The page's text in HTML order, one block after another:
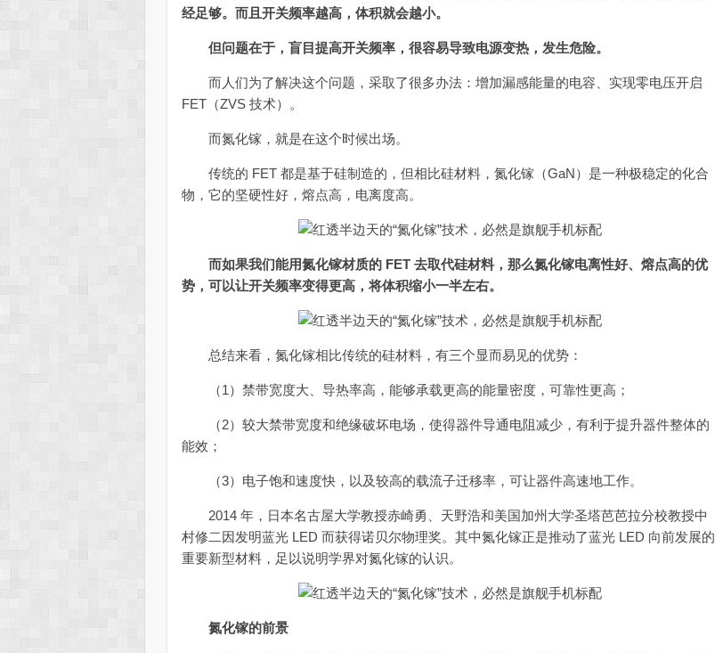
经足够。而且开关频率越高，体积就会越小。
但问题在于，盲目提高开关频率，很容易导致电源变热，发生危险。
而人们为了解决这个问题，采取了很多办法：增加漏感能量的电容、实现零电压开启
FET（ZVS 技术）。
而氮化镓，就是在这个时候出场。
传统的 FET 都是基于硅制造的，但相比硅材料，氮化镓（GaN）是一种极稳定的化合
物，它的坚硬性好，熔点高，电离度高。
而如果我们能用氮化镓材质的 FET 去取代硅材料，那么氮化镓电离性好、熔点高的优
势，可以让开关频率变得更高，将体积缩小一半左右。
总结来看，氮化镓相比传统的硅材料，有三个显而易见的优势：
（1）禁带宽度大、导热率高，能够承载更高的能量密度，可靠性更高；
（2）较大禁带宽度和绝缘破坏电场，使得器件导通电阻减少，有利于提升器件整体的
能效；
（3）电子饱和速度快，以及较高的载流子迁移率，可让器件高速地工作。
2014 年，日本名古屋大学教授赤崎勇、天野浩和美国加州大学圣塔芭芭拉分校教授中
村修二因发明蓝光 LED 而获得诺贝尔物理奖。其中氮化镓正是推动了蓝光 LED 向前发展的
重要新型材料，足以说明学界对氮化镓的认识。
氮化镓的前景